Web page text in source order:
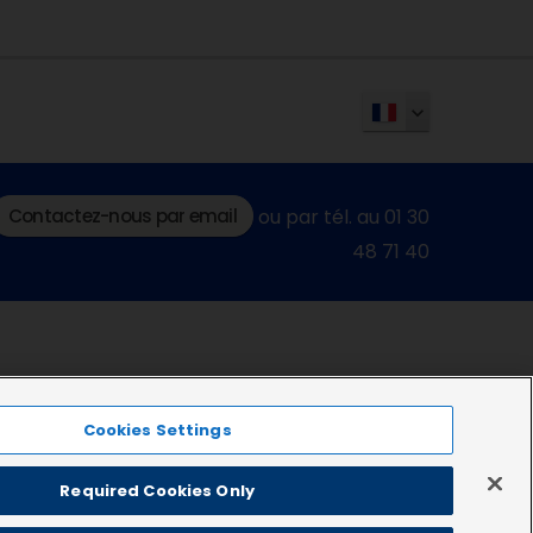
Contactez-nous par email
ou par tél. au 01 30
48 71 40
Cookies Settings
Required Cookies Only